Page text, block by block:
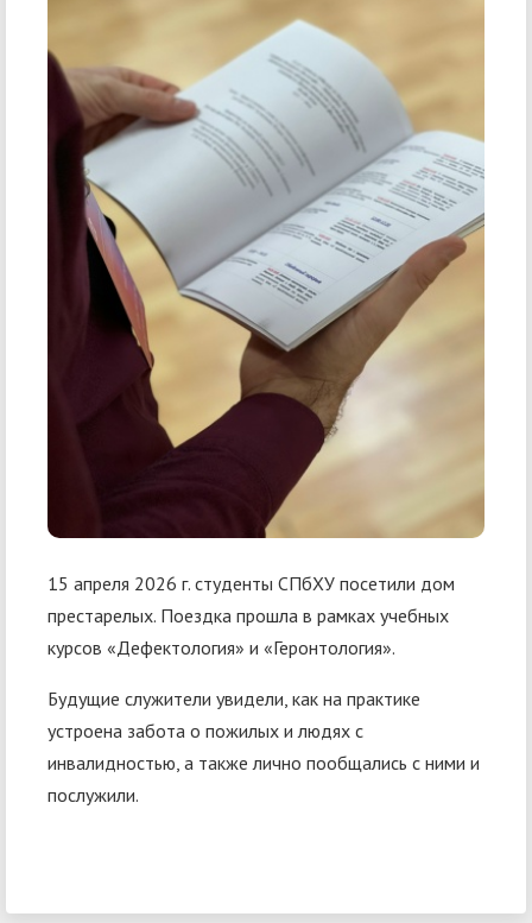
15 апреля 2026 г. студенты СПбХУ посетили дом
престарелых. Поездка прошла в рамках учебных
курсов «Дефектология» и «Геронтология».
Будущие служители увидели, как на практике
устроена забота о пожилых и людях с
инвалидностью, а также лично пообщались с ними и
послужили.